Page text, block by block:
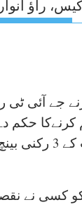
راؤ
جے آئی ٹی
حکم
چیف جسٹس میاں ثاقب
نے